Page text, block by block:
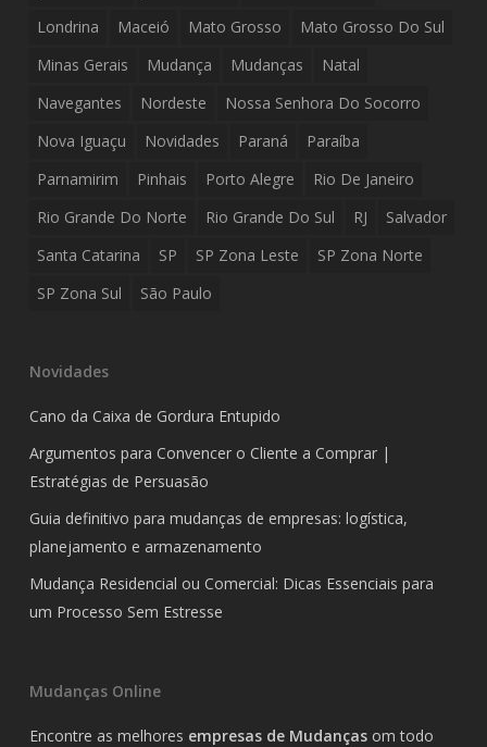
Londrina
Maceió Mato Grosso
Mato Grosso Do Sul
Minas Gerais
Mudança Mudanças
Natal
Navegantes
Nordeste
Nossa Senhora Do Socorro
Nova Iguaçu
Novidades Paraná
Paraíba
Parnamirim
Pinhais Porto Alegre
Rio De Janeiro
Rio Grande Do Norte
Rio Grande Do Sul RJ
Salvador
Santa Catarina
SP SP Zona Leste
SP Zona Norte
SP Zona Sul
São Paulo
Novidades
Cano da Caixa de Gordura Entupido
Argumentos para Convencer o Cliente a Comprar |
Estratégias de Persuasão
Guia definitivo para mudanças de empresas: logística,
planejamento e armazenamento
Mudança Residencial ou Comercial: Dicas Essenciais para
um Processo Sem Estresse
Mudanças Online
Encontre as melhores empresas de Mudançasom todo